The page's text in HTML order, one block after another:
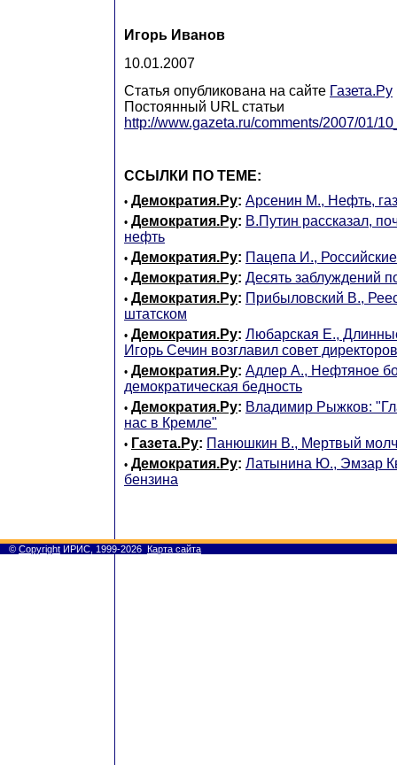
Игорь Иванов
10.01.2007
Статья опубликована на сайте Газета.Ру
Постоянный URL статьи
http://www.gazeta.ru/comments/2007/01/
ССЫЛКИ ПО ТЕМЕ:
• Демократия.Ру: Арсенин М., Нефть,
• Демократия.Ру: В.Путин рассказал,
нефть
• Демократия.Ру: Пацепа И.,
• Демократия.Ру: Десять заблуждений
• Демократия.Ру: Прибыловский В.,
штатском
• Демократия.Ру: Любарская Е.,
Игорь Сечин возглавил совет
• Демократия.Ру: Адлер А., Нефтяное
демократическая бедность
• Демократия.Ру: Владимир Рыжков:
нас в Кремле"
• Газета.Ру: Панюшкин В., Мертвый
• Демократия.Ру: Латынина Ю., Эмзар
бензина
© Copyright ИРИС, 1999-2026 Карта сайта